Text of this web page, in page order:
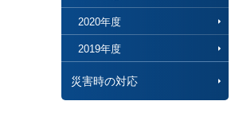
2020年度
2019年度
災害時の対応